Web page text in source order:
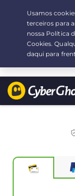
Sua escolha: a